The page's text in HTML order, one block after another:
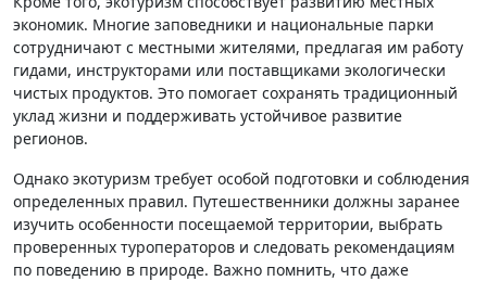
экономик. Многие заповедники и национальные парки
сотрудничают с местными жителями, предлагая им работу
гидами, инструкторами или поставщиками экологически
чистых продуктов. Это помогает сохранять традиционный
уклад жизни и поддерживать устойчивое развитие
регионов.
Однако экотуризм требует особой подготовки и соблюдения
определенных правил. Путешественники должны заранее
изучить особенности посещаемой территории, выбрать
проверенных туроператоров и следовать рекомендациям
по поведению в природе. Важно помнить, что даже